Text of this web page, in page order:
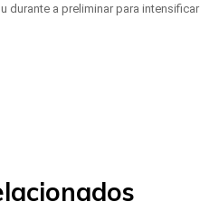
durante a preliminar para